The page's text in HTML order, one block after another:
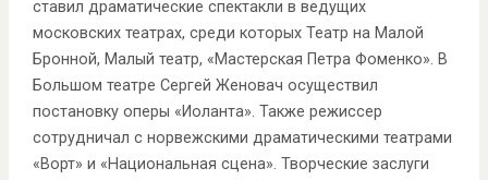
ставил драматические спектакли в ведущих
московских театрах, среди которых Театр на Малой
Бронной, Малый театр, «Мастерская Петра Фоменко». В
Большом театре Сергей Женовач осуществил
постановку оперы «Иоланта». Также режиссер
сотрудничал с норвежскими драматическими театрами
«Ворт» и «Национальная сцена». Творческие заслуги